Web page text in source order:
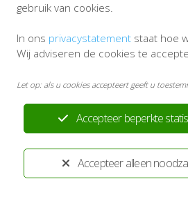
Accepteer alleen
Accepteer beperkte
gebruik van cookies.
In ons privacystatement staat hoe
Wij adviseren de cookies te
Let op: als u cookies accepteert geeft u